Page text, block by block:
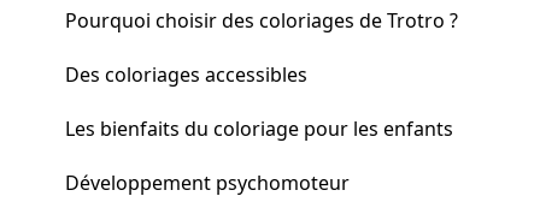
Pourquoi choisir des coloriages de Trotro ?
Des coloriages accessibles
Les bienfaits du coloriage pour les enfants
Développement psychomoteur